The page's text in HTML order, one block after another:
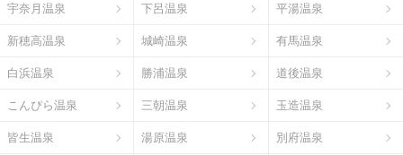
宇奈月温泉 下呂温泉 平湯温泉
新穂高温泉 城崎温泉 有馬温泉
白浜温泉 勝浦温泉 道後温泉
こんぴら温泉 三朝温泉 玉造温泉
皆生温泉 湯原温泉 別府温泉